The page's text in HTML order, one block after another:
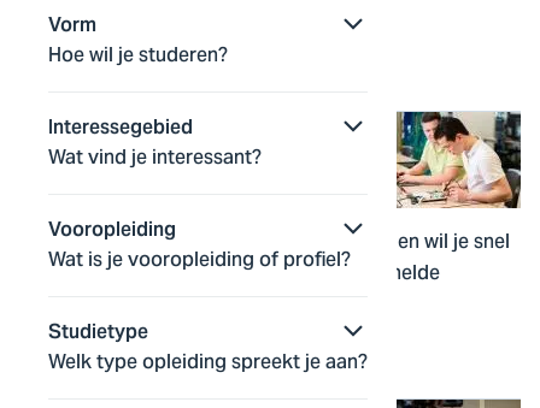
Vorm
Hoe wil je studeren?
Interessegebied
Wat vind je interessant?
Vooropleiding
Wat is je vooropleiding of profiel?
Studietype
Welk type opleiding spreekt je aan?
werken in organisaties.
Module deeltijd 10 weken
Applied Computer Science
Heb jij een vwo- of internationaal diploma en wil je snel
aan de slag in de ICT? Volg dan deze versnelde
Bachelor voltijd 3 jaar